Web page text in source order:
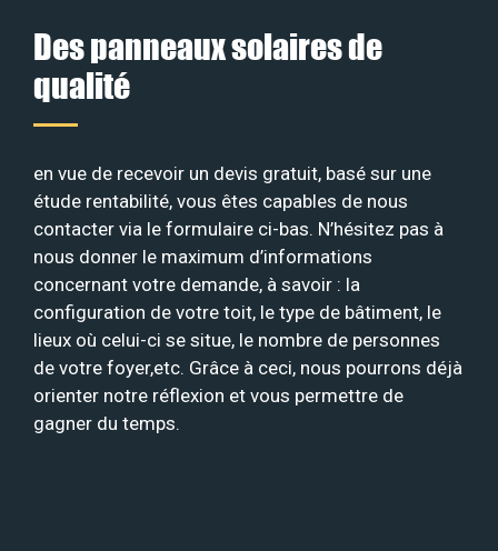
Des panneaux solaires de
qualité
en vue de recevoir un devis gratuit, basé sur une
étude rentabilité, vous êtes capables de nous
contacter via le formulaire ci-bas. N’hésitez pas à
nous donner le maximum d’informations
concernant votre demande, à savoir : la
configuration de votre toit, le type de bâtiment, le
lieux où celui-ci se situe, le nombre de personnes
de votre foyer,etc. Grâce à ceci, nous pourrons déjà
orienter notre réflexion et vous permettre de
gagner du temps.